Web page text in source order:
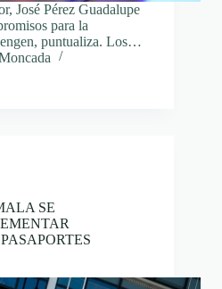
José Pérez Guadalupe
para la
puntualiza. Los…
SE